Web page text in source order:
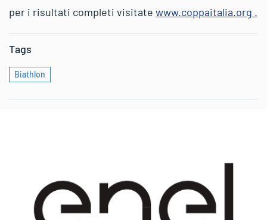
per i risultati completi visitate www.coppaitalia.org .
Tags
Biathlon